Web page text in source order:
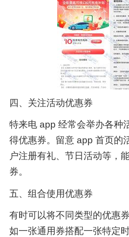
四、关注活动优惠券
特来电 app 经常会举办各种
得优惠券。留意 app 首页的
户注册有礼、节日活动等，
券。
五、组合使用优惠券
有时可以将不同类型的优惠
如一张通用券搭配一张特定